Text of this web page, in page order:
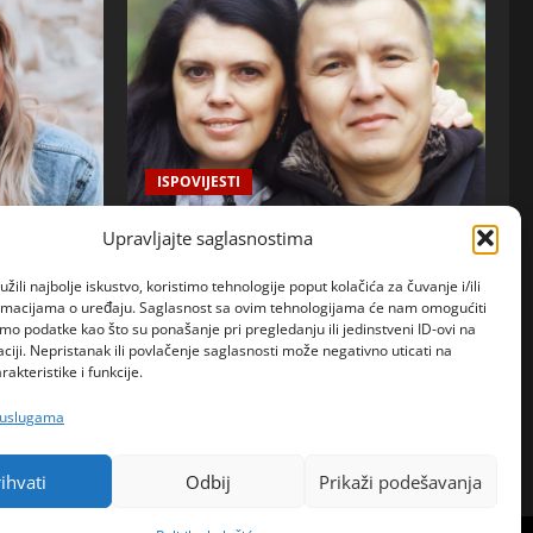
Upravljajte saglasnostima
najbolje iskustvo, koristimo tehnologije poput kolačića za čuvanje i/ili
o uređaju. Saglasnost sa ovim tehnologijama će nam omogućiti
podatke kao što su ponašanje pri pregledanju ili jedinstveni ID-ovi na
Nepristanak ili povlačenje saglasnosti može negativno uticati na
i funkcije.
Odbij Prikaži podešavanja
priznala
život
ISPOVIJESTI
Godinama je sumnjala da je muž vara, a
onda je donela odluku koja je promenila
sve
admin 6. kolovoza 2026. 0